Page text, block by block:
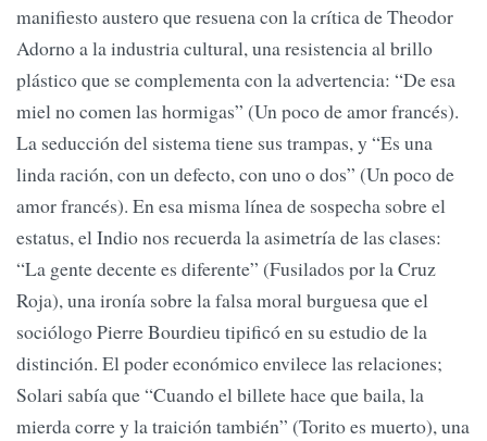
manifiesto austero que resuena con la crítica de Theodor
Adorno a la industria cultural, una resistencia al brillo
plástico que se complementa con la advertencia: “De esa
miel no comen las hormigas” (Un poco de amor francés).
La seducción del sistema tiene sus trampas, y “Es una
linda ración, con un defecto, con uno o dos” (Un poco de
amor francés). En esa misma línea de sospecha sobre el
estatus, el Indio nos recuerda la asimetría de las clases:
“La gente decente es diferente” (Fusilados por la Cruz
Roja), una ironía sobre la falsa moral burguesa que el
sociólogo Pierre Bourdieu tipificó en su estudio de la
distinción. El poder económico envilece las relaciones;
Solari sabía que “Cuando el billete hace que baila, la
mierda corre y la traición también” (Torito es muerto), una